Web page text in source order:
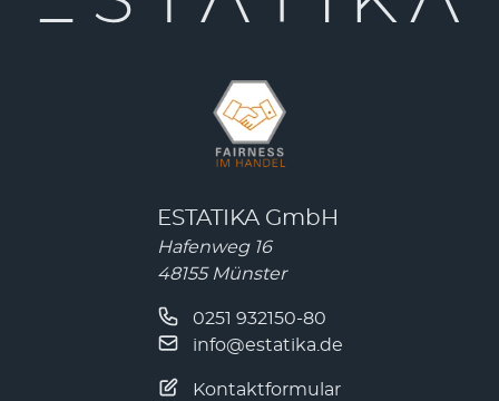
ESTATIKA GmbH
Hafenweg 16
48155 Münster
0251 932150-80
info@estatika.de
Kontaktformular